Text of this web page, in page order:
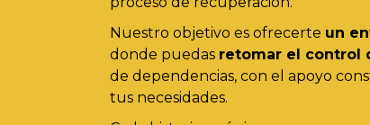
Nuestro objetivo es ofrecerte un
donde puedas retomar el control
de dependencias, con el apoyo
tus necesidades.